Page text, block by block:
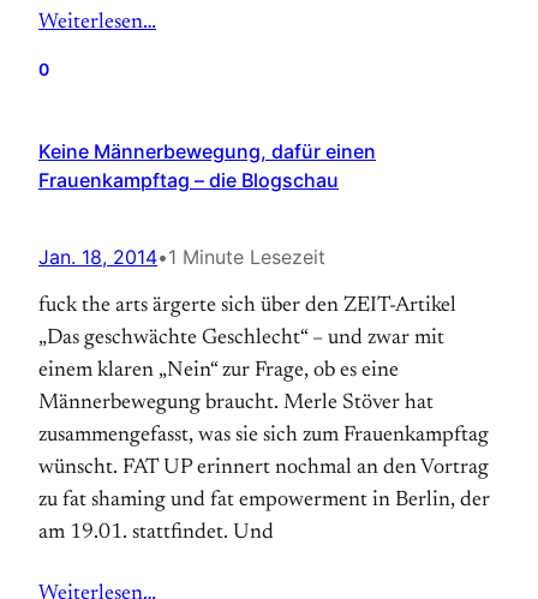
Weiterlesen…
0
Keine Männerbewegung, dafür einen
Frauenkampftag – die Blogschau
Jan. 18, 2014•1 Minute Lesezeit
fuck the arts ärgerte sich über den ZEIT-Artikel
„Das geschwächte Geschlecht“ – und zwar mit
einem klaren „Nein“ zur Frage, ob es eine
Männerbewegung braucht. Merle Stöver hat
zusammengefasst, was sie sich zum Frauenkampftag
wünscht. FAT UP erinnert nochmal an den Vortrag
zu fat shaming und fat empowerment in Berlin, der
am 19.01. stattfindet. Und
Weiterlesen…